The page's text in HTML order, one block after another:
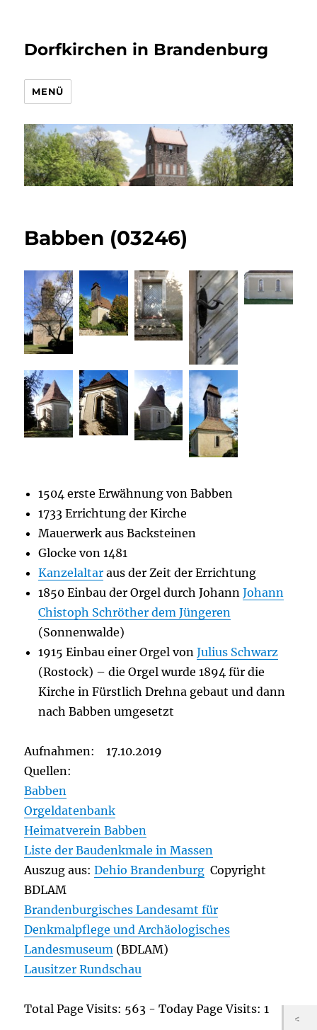
Dorfkirchen in Brandenburg
MENÜ
Babben (03246)
1504 erste Erwähnung von Babben
1733 Errichtung der Kirche
Mauerwerk aus Backsteinen
Glocke von 1481
Kanzelaltar aus der Zeit der Errichtung
1850 Einbau der Orgel durch JohannJohann
Chistoph Schröther dem Jüngeren
(Sonnenwalde)
1915 Einbau einer Orgel vonJulius Schwarz
(Rostock) – die Orgel wurde 1894 für die
Kirche in Fürstlich Drehna gebaut und dann
nach Babben umgesetzt
Aufnahmen: 17.10.2019
Quellen:
Babben
Orgeldatenbank
Heimatverein Babben
Liste der Baudenkmale in Massen
Auszug aus:Dehio Brandenburg Copyright
BDLAM
Brandenburgisches Landesamt für
Denkmalpflege und Archäologisches
Landesmuseum (BDLAM)
Lausitzer Rundschau
Total Page Visits: 563 - Today Page Visits: 1